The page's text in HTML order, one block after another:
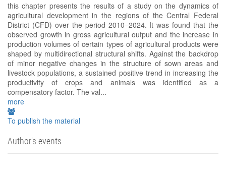
this chapter presents the results of a study on the dynamics of
agricultural development in the regions of the Central Federal
District (CFD) over the period 2010–2024. It was found that the
observed growth in gross agricultural output and the increase in
production volumes of certain types of agricultural products were
shaped by multidirectional structural shifts. Against the backdrop
of minor negative changes in the structure of sown areas and
livestock populations, a sustained positive trend in increasing the
productivity of crops and animals was identified as a
compensatory factor. The val...
more
To publish the material
Author's events